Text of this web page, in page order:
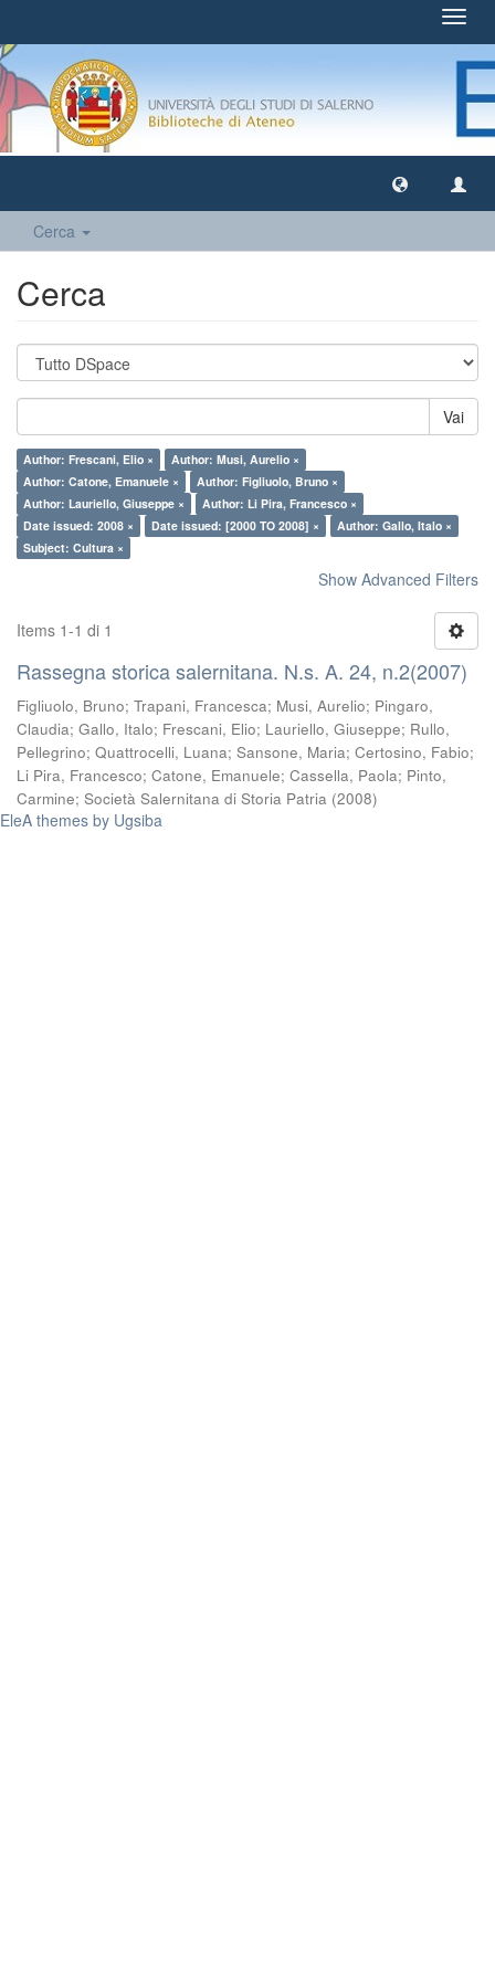
Cerca
Cerca
Vai
Author: Frescani, Elio ×
Author: Musi, Aurelio ×
Author: Catone, Emanuele ×
Author: Figliuolo, Bruno ×
Author: Lauriello, Giuseppe ×
Author: Li Pira, Francesco ×
Date issued: 2008 ×
Date issued: [2000 TO 2008] ×
Author: Gallo, Italo ×
Subject: Cultura ×
Show Advanced Filters
Items 1-1 di 1
Rassegna storica salernitana. N.s. A. 24, n.2(2007)
Figliuolo, Bruno; Trapani, Francesca; Musi, Aurelio; Pingaro,
Claudia; Gallo, Italo; Frescani, Elio; Lauriello, Giuseppe; Rullo,
Pellegrino; Quattrocelli, Luana; Sansone, Maria; Certosino, Fabio;
Li Pira, Francesco; Catone, Emanuele; Cassella, Paola; Pinto,
Carmine; Società Salernitana di Storia Patria (2008)
EleA themes by Ugsiba